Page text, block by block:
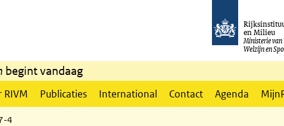
en Milieu
Ministerie van
Welzijn en
begint vandaag
RIVM Publicaties International Contact Agenda
4